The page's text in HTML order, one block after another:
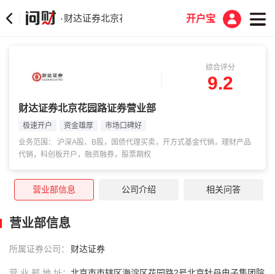
·财达证券北京花园路证券营业部开户宝
综合评分
9.2
财达证券北京花园路证券营业部
极速开户 资金雄厚
市场口碑好
业务范围： 沪深A股、B股，国债代理买卖，开方式基金代销，理财产品
代销，科创板开户，融资融券，股票期权
营业部信息 公司介绍 相关问答
营业部信息
所属证券公司： 财达证券